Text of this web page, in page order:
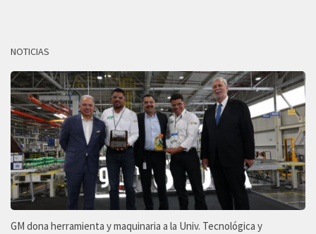
NOTICIAS
GM dona herramienta y maquinaria a la Univ. Tecnológica y